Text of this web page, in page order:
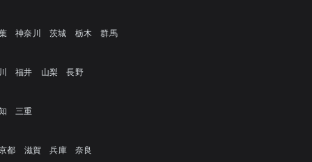
神奈川 茨城 栃木 群馬
福井 山梨 長野
三重
都 滋賀 兵庫 奈良